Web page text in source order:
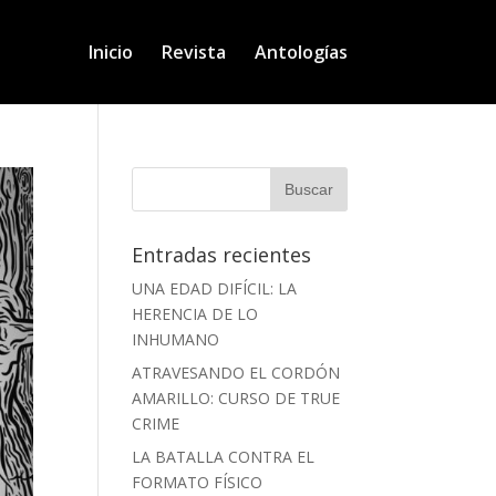
Inicio Revista Antologías
Entradas recientes
UNA EDAD DIFÍCIL: LA
HERENCIA DE LO
INHUMANO
ATRAVESANDO EL CORDÓN
AMARILLO: CURSO DE TRUE
CRIME
LA BATALLA CONTRA EL
FORMATO FÍSICO